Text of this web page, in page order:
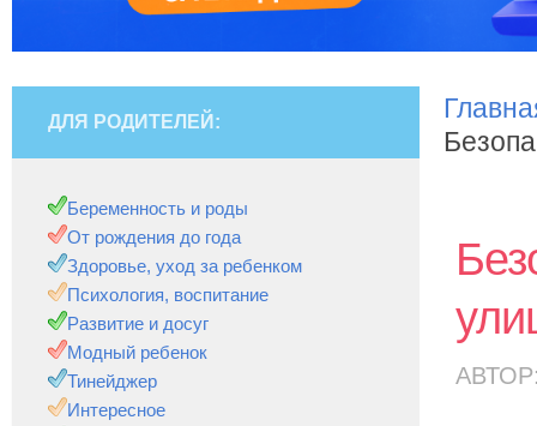
ДЛЯ РОДИТЕЛЕЙ:
Беременность и роды
От рождения до года
Здоровье, уход за ребенком
Психология, воспитание
Развитие и досуг
Модный ребенок
Тинейджер
Интересное